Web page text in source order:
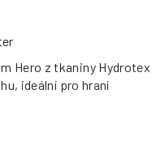
Hero z tkaniny Hydrotex
ideální pro hraní